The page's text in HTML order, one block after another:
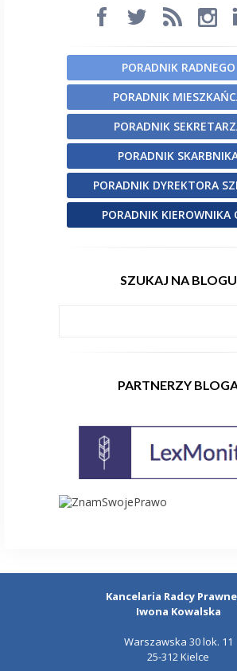
PORADNIK RADNEGO
PORADNIK
PORADNIK
PORADNIK
PORADNIK DYREKTORA
PORADNIK KIEROWNIKA
SZUKAJ NA BLOGU
PARTNERZY
Kancelaria Radcy
Iwona Kowalska
Warszawska 30 lok. 11
25-312 Kielce